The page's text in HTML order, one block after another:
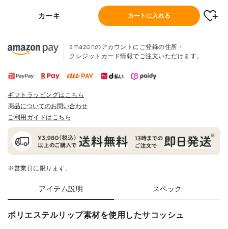
カーキ カートに入れる
amazonのアカウントにご登録の住所・
クレジットカード情報でご注文いただけます。
ギフトラッピングはこちら
商品についてのお問い合わせ
ご利用ガイドはこちら
※営業日に限ります。
アイテム説明 スペック
ポリエステルリップ素材を使用したサコッシュ